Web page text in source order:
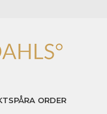
SPÅRA ORDER